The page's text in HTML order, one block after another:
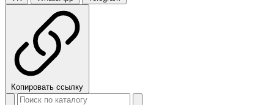
Копировать ссылку